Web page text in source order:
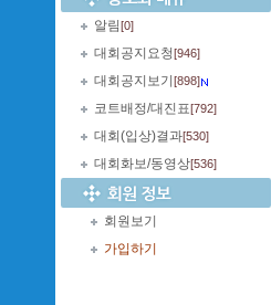
알림[0]
대회공지요청[946]
대회공지보기 [898]
코트배정/대진표[792]
대회(입상)결과[530]
대회화보/동영상[536]
회원보기
가입하기